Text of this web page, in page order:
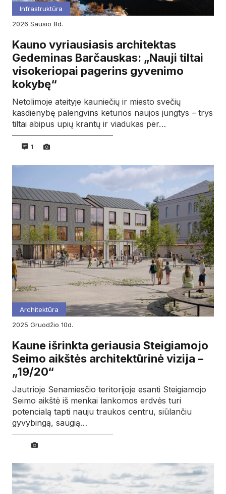
Infrastruktūra
2026
sausio 8d.
Kauno vyriausiasis architektas
Gedeminas Barčauskas: „Nauji tiltai
visokeriopai pagerins gyvenimo
kokybę“
Netolimoje ateityje kauniečių ir miesto svečių
kasdienybę palengvins keturios naujos jungtys – trys
tiltai abipus upių krantų ir viadukas per…
1
Architektūra
2025
gruodžio 10d.
Kaune išrinkta geriausia Steigiamojo
Seimo aikštės architektūrinė vizija –
„19/20“
Jautrioje Senamiesčio teritorijoje esanti Steigiamojo
Seimo aikštė iš menkai lankomos erdvės turi
potencialą tapti nauju traukos centru, siūlančiu
gyvybingą, saugią…